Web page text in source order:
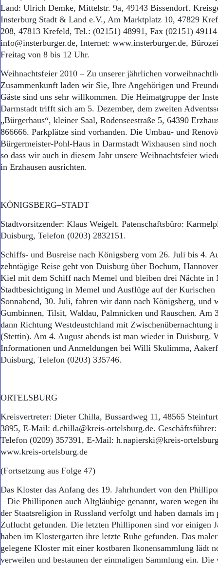
Land: Ulrich Demke, Mittelstr. 9a, 49143 Bissendorf.
Insterburg Stadt & Land e.V., Am Marktplatz 10, 47829
208, 47813 Krefeld, Tel.: (02151) 48991, Fax (02151)
info@insterburger.de, Internet: www.insterburger.de,
Freitag von 8 bis 12 Uhr.
Weihnachtsfeier 2010 – Zu unserer jährlichen
Zusammenkunft laden wir Sie, Ihre Angehörigen und
Gäste sind uns sehr willkommen. Die Heimatgruppe der
Darmstadt trifft sich am 5. Dezember, dem zweiten
„Bürgerhaus“, kleiner Saal, Rodenseestraße 5, 64390
866666. Parkplätze sind vorhanden. Die Umbau- und
Bürgermeister-Pohl-Haus in Darmstadt Wixhausen sind
so dass wir auch in diesem Jahr unsere Weihnachtsfeier
in Erzhausen ausrichten.
KÖNIGSBERG–STADT
Stadtvorsitzender: Klaus Weigelt. Patenschaftsbüro:
Duisburg, Telefon (0203) 2832151.
Schiffs- und Busreise nach Königsberg vom 26. Juli bis 4.
zehntägige Reise geht von Duisburg über Bochum,
Kiel mit dem Schiff nach Memel und bleiben drei Nächte in
Stadtbesichtigung in Memel und Ausflüge auf der
Sonnabend, 30. Juli, fahren wir dann nach Königsberg, und
Gumbinnen, Tilsit, Waldau, Palmnicken und Rauschen. Am
dann Richtung Westdeustchland mit Zwischenübernachtung
(Stettin). Am 4. August abends ist man wieder in Duisburg.
Informationen und Anmeldungen bei Willi Skulimma,
Duisburg, Telefon (0203) 335746.
ORTELSBURG
Kreisvertreter: Dieter Chilla, Bussardweg 11, 48565
3895, E-Mail: d.chilla@kreis-ortelsburg.de.
Telefon (0209) 357391, E-Mail: h.napierski@kreis-
www.kreis-ortelsburg.de
(Fortsetzung aus Folge 47)
Das Kloster das Anfang des 19. Jahrhundert von den
– Die Philliponen auch Altgläubige genannt, waren wegen
der Staatsreligion in Russland verfolgt und haben damals im
Zuflucht gefunden. Die letzten Philliponen sind vor einigen
haben im Klostergarten ihre letzte Ruhe gefunden. Das
gelegene Kloster mit einer kostbaren Ikonensammlung lädt
verweilen und bestaunen der einmaligen Sammlung ein. Die